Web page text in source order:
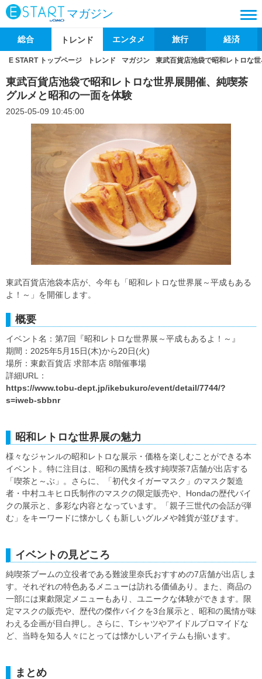
マガジン
総合 トレンド エンタメ 旅行 経済
E START トップページ トレンド マガジン 東武百貨店池袋で昭和レトロな
東武百貨店池袋で昭和レトロな世界展開催、純喫茶
グルメと昭和の一面を体験
2025-05-09 10:45:00
東武百貨店池袋本店が、今年も「昭和レトロな世界展～平成もある
よ！～」を開催します。
概要
イベント名：第7回『昭和レトロな世界展～平成もあるよ！～』
期間：2025年5月15日(木)から20日(火)
場所：東歔百貨店 求部本店 8階催事場
詳細URL：
https://www.tobu-dept.jp/ikebukuro/event/detail/7744/?
s=iweb-sbbnr
昭和レトロな世界展の魅力
様々なジャンルの昭和レトロな展示・価格を楽しむことができる本
イベント。特に注目は、昭和の風情を残す純喫茶7店舗が出店する
「喫茶と～ぶ」。さらに、「初代タイガーマスク」のマスク製造
者・中村ユキヒロ氏制作のマスクの限定販売や、Hondaの歴代バイ
クの展示と、多彩な内容となっています。「親子三世代の会話が弾
む」をキーワードに懐かしくも新しいグルメや雑貨が並びます。
イベントの見どころ
純喫茶ブームの立役者である難波里奈氏おすすめの7店舗が出店しま
す。それぞれの特色あるメニューは訪れる価値あり。また、商品の
一部には東歔限定メニューもあり、ユニークな体験ができます。限
定マスクの販売や、歴代の傑作バイクを3台展示と、昭和の風情が味
わえる企画が目白押し。さらに、Tシャツやアイドルプロマイドな
ど、当時を知る人々にとっては懐かしいアイテムも揃います。
まとめ